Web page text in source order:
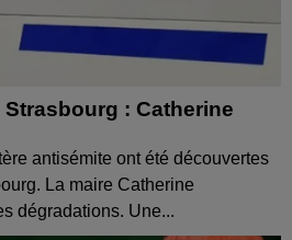
: Catherine
antisémite ont été découvertes
La maire Catherine
dégradations. Une...